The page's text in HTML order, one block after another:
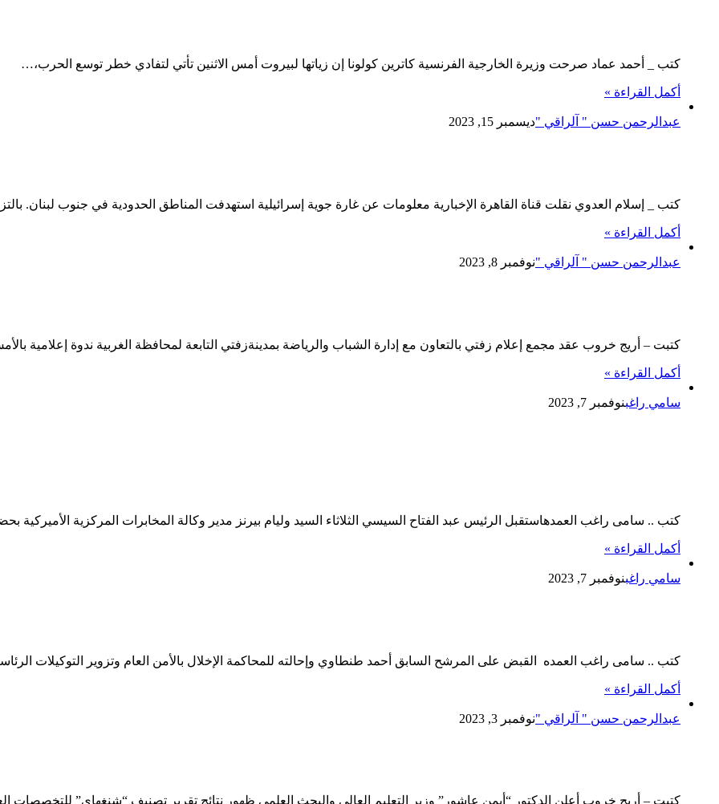
كتب _ أحمد عماد صرحت وزيرة الخارجية الفرنسية كاترين كولونا إن زياتها لبيروت أمس الاثنين تأتي لتفادي خطر توسع الحرب،…
أكمل القراءة »
عبدالرحمن حسن " آلراقي "ديسمبر 15, 2023
كتب _ إسلام العدوي نقلت قناة القاهرة الإخبارية معلومات عن غارة جوية إسرائيلية استهدفت المناطق الحدودية في جنوب لبنان.
أكمل القراءة »
عبدالرحمن حسن " آلراقي "نوفمبر 8, 2023
كتبت – أريج خروب عقد مجمع إعلام زفتي بالتعاون مع إدارة الشباب والرياضة بمدينةزفتي التابعة لمحافظة الغربية ندوة إعلامية
أكمل القراءة »
سامي راغبنوفمبر 7, 2023
كتب .. سامى راغب العمدهاستقبل الرئيس عبد الفتاح السيسي الثلاثاء السيد وليام بيرنز مدير وكالة المخابرات المركزية الأميركية
أكمل القراءة »
سامي راغبنوفمبر 7, 2023
كتب .. سامى راغب العمده القبض على المرشح السابق أحمد طنطاوي وإحالته للمحاكمة الإخلال بالأمن العام وتزوير التوكيلات
أكمل القراءة »
عبدالرحمن حسن " آلراقي "نوفمبر 3, 2023
كتبت – أريج خروب أعلن الدكتور “أيمن عاشور” وزير التعليم العالي والبحث العلمي ظهور نتائج تقرير تصنيف “شنغهاي” للتخصصات